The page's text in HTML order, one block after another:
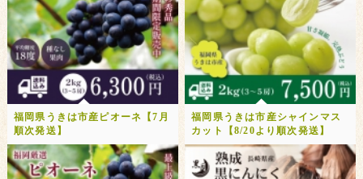
福岡県うきは市産ピオーネ【7月
順次発送】
福岡県うきは市産シャインマス
カット【8/20より順次発送】